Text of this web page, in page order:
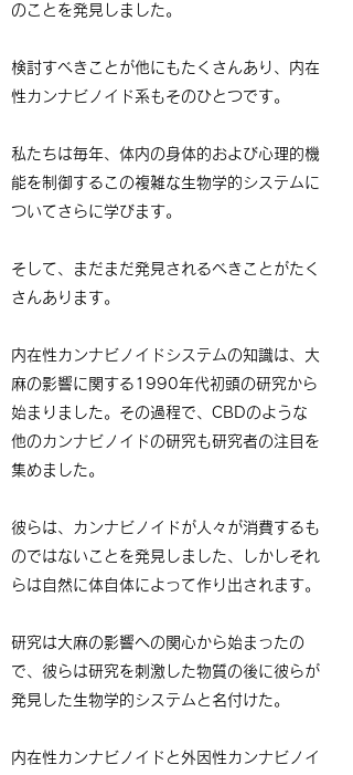
のことを発見しました。
検討すべきことが他にもたくさんあり、内在
性カンナビノイド系もそのひとつです。
私たちは毎年、体内の身体的および心理的機
能を制御するこの複雑な生物学的システムに
ついてさらに学びます。
そして、まだまだ発見されるべきことがたく
さんあります。
内在性カンナビノイドシステムの知識は、大
麻の影響に関する1990年代初頭の研究から
始まりました。その過程で、CBDのような
他のカンナビノイドの研究も研究者の注目を
集めました。
彼らは、カンナビノイドが人々が消費するも
のではないことを発見しました、しかしそれ
らは自然に体自体によって作り出されます。
研究は大麻の影響への関心から始まったの
で、彼らは研究を刺激した物質の後に彼らが
発見した生物学的システムと名付けた。
内在性カンナビノイドと外因性カンナビノイ